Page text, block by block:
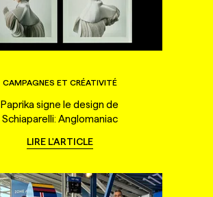
CAMPAGNES ET CRÉATIVITÉ
Paprika signe le design de
Schiaparelli: Anglomaniac
LIRE L'ARTICLE